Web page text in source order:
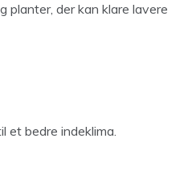
planter, der kan klare lavere
et bedre indeklima.